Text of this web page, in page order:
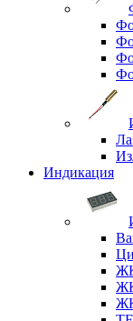
Индикация